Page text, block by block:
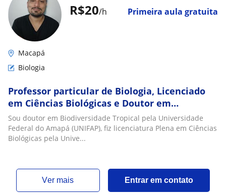
R$20/h Primeira aula gratuita
Macapá
Biologia
Professor particular de Biologia, Licenciado
em Ciências Biológicas e Doutor em
Biodiversidade Tropical
Sou doutor em Biodiversidade Tropical pela Universidade
Federal do Amapá (UNIFAP), fiz licenciatura Plena em Ciências
Biológicas pela Unive...
ver mais Entrar em contato